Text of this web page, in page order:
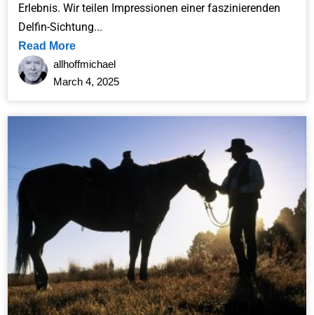
Erlebnis. Wir teilen Impressionen einer faszinierenden
Delfin-Sichtung...
Read More
allhoffmichael
March 4, 2025